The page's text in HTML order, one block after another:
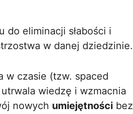
do eliminacji słabości i
w danej dziedzinie.
w czasie (tzw. spaced
wiedzę i wzmacnia
nowych umiejętności bez